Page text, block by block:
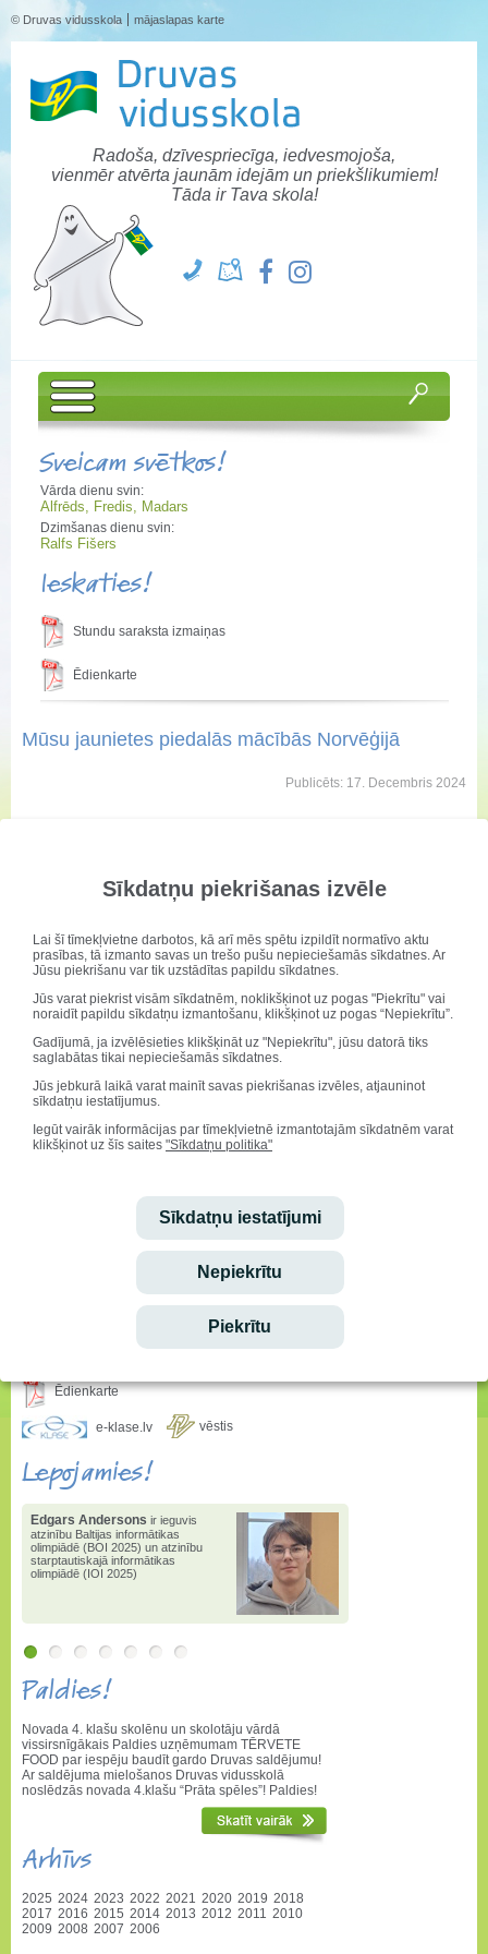
Sīkdatņu piekrišanas izvēle
Lai šī tīmekļvietne darbotos, kā arī mēs spētu izpildīt normatīvo aktu
prasības, tā izmanto savas un trešo pušu nepieciešamās sīkdatnes. Ar
Jūsu piekrišanu var tik uzstādītas papildu sīkdatnes.
Jūs varat piekrist visām sīkdatnēm, noklikšķinot uz pogas "Piekrītu" vai
noraidīt papildu sīkdatņu izmantošanu, klikšķinot uz pogas “Nepiekrītu”.
Gadījumā, ja izvēlēsieties klikšķināt uz "Nepiekrītu", jūsu datorā tiks
saglabātas tikai nepieciešamās sīkdatnes.
Jūs jebkurā laikā varat mainīt savas piekrišanas izvēles, atjauninot
sīkdatņu iestatījumus.
Iegūt vairāk informācijas par tīmekļvietnē izmantotajām sīkdatnēm varat
klikšķinot uz šīs saites "Sīkdatņu politika"
Sīkdatņu iestatījumi
Nepiekrītu
Piekrītu
© Druvas vidusskola mājaslapas karte
Radoša, dzīvespriecīga, iedvesmojoša,
vienmēr atvērta jaunām idejām un priekšlikumiem!
Tāda ir Tava skola!
Sveicam svētkos!
Vārda dienu svin:
Alfrēds, Fredis, Madars
Dzimšanas dienu svin:
Ralfs Fišers
Ieskaties!
Stundu saraksta izmaiņas
Ēdienkarte
Mūsu jaunietes piedalās mācībās Norvēģijā
Publicēts: 17. Decembris 2024
Alfrēds, Fredis, Madars
Dzimšanas dienu svin:
Stundu saraksta izmaiņas
Ēdienkarte
e-klase.lv vēstis
Lepojamies!
Edgars Andersons ir ieguvis
atzinību Baltijas informātikas
olimpiādē (BOI 2025) un atzinību
starptautiskajā informātikas
olimpiādē (IOI 2025)
Paldies!
Novada 4. klašu skolēnu un skolotāju vārdā
vissirsnīgākais Paldies uzņēmumam TĒRVETE
FOOD par iespēju baudīt gardo Druvas saldējumu!
Ar saldējuma mielošanos Druvas vidusskolā
noslēdzās novada 4.klašu “Prāta spēles”! Paldies!
Arhīvs
2025 2024 2023 2022 2021 2020 2019 2018
2017 2016 2015 2014 2013 2012 2011 2010
2009 2008 2007 2006